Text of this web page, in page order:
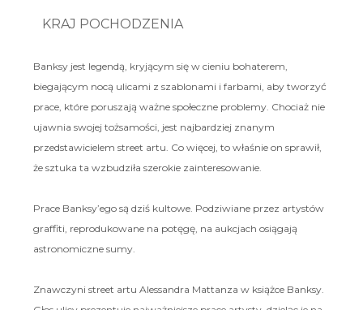
KRAJ POCHODZENIA
Banksy jest legendą, kryjącym się w cieniu bohaterem,
biegającym nocą ulicami z szablonami i farbami, aby tworzyć
prace, które poruszają ważne społeczne problemy. Chociaż nie
ujawnia swojej tożsamości, jest najbardziej znanym
przedstawicielem street artu. Co więcej, to właśnie on sprawił,
że sztuka ta wzbudziła szerokie zainteresowanie.
Prace Banksy’ego są dziś kultowe. Podziwiane przez artystów
graffiti, reprodukowane na potęgę, na aukcjach osiągają
astronomiczne sumy.
Znawczyni street artu Alessandra Mattanza w książce Banksy.